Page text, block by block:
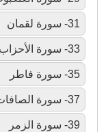
31- سورة لقمان
33- سورة الأحزاب
35- سورة فاطر
37- سورة الصافات
39- سورة الزمر